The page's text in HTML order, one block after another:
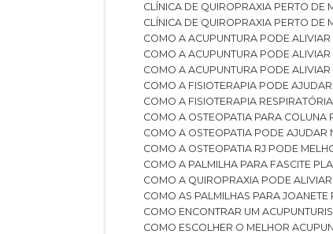
CLÍNICA DE QUIROPRAXIA PERTO
CLÍNICA DE QUIROPRAXIA PERTO
COMO A ACUPUNTURA PODE
COMO A ACUPUNTURA PODE
COMO A ACUPUNTURA PODE
COMO A FISIOTERAPIA PODE
COMO A FISIOTERAPIA
COMO A OSTEOPATIA PARA
COMO A OSTEOPATIA PODE
COMO A OSTEOPATIA RJ PODE
COMO A PALMILHA PARA FASCITE
COMO A QUIROPRAXIA PODE
COMO AS PALMILHAS PARA
COMO ENCONTRAR UM
COMO ESCOLHER O MELHOR